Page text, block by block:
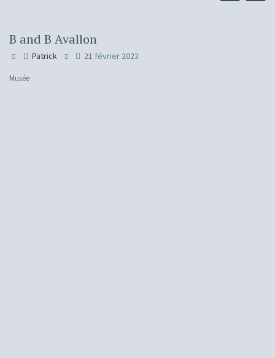
B and B Avallon
Patrick 21 février 2023
Musée